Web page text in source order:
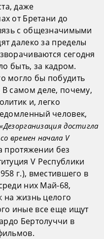
даже
от Бретани до
с общезначимыми
далеко за пределы
сегодня
быть, за кадром.
могло бы побудить
самом деле, почему,
и, легко
человек,
«Дезорганизация достигла
времен начала V
протяжении без
V Республики
г.), вместившего в
них Май-68,
на жизнь целого
иные все еще ищут
Бертолуччи в